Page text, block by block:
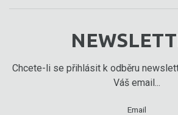
Chcete-li se přihlásit k odběru
Váš email...
Email